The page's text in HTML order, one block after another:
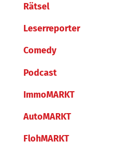
Rätsel
Leserreporter
Comedy
Podcast
ImmoMARKT
AutoMARKT
FlohMARKT